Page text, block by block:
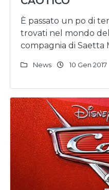
È passato un po di
trovati nel mondo
compagnia di Saetta
News 10 Gen 2017